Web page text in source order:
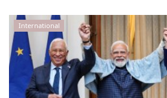
Awards 2022
Agri Start-Ups
Language
International